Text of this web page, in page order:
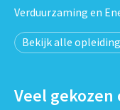
Verduurzaming en
Bekijk alle
Veel